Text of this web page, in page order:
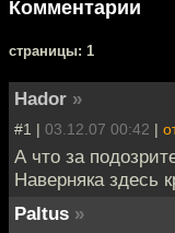
Комментарии
cтраницы: 1
Hador »
#1 | 03.12.07 00:42 |
А что за
Наверняка здесь
Paltus »